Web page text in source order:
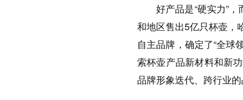
好产品是“硬实力”，
和地区售出5亿只杯壶，
自主品牌，确定了“全球
索杯壶产品新材料和新
品牌形象迭代、跨行业的